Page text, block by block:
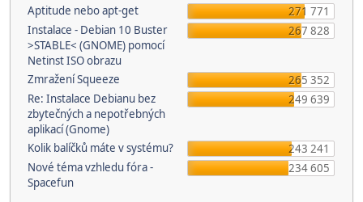
Aptitude nebo apt-get
271 771
Instalace - Debian 10 Buster
>STABLE< (GNOME) pomocí
Netinst ISO obrazu
267 828
Zmražení Squeeze
265 352
Re: Instalace Debianu bez
zbytečných a nepotřebných
aplikací (Gnome)
249 639
Kolik balíčků máte v systému?
243 241
Nové téma vzhledu fóra -
Spacefun
234 605